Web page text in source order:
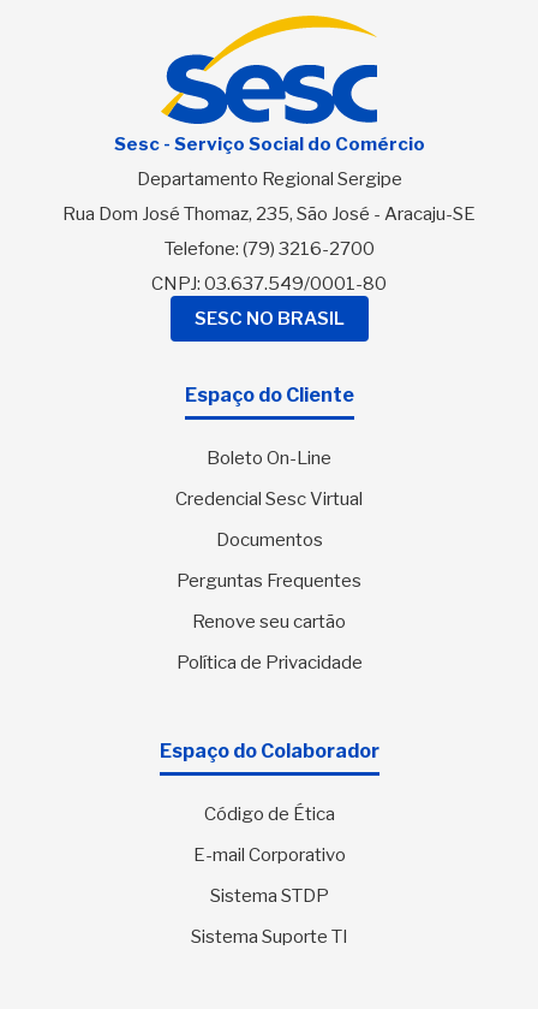
Sesc - Serviço Social do Comércio
Departamento Regional Sergipe
Rua Dom José Thomaz, 235, São José - Aracaju-SE
Telefone: (79) 3216-2700
CNPJ: 03.637.549/0001-80
SESC NO BRASIL
Espaço do Cliente
Boleto On-Line
Credencial Sesc Virtual
Documentos
Perguntas Frequentes
Renove seu cartão
Política de Privacidade
Espaço do Colaborador
Código de Ética
E-mail Corporativo
Sistema STDP
Sistema Suporte TI